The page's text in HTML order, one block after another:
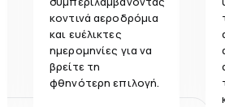
κοντινά αεροδρόμια
και ευέλικτες
ημερομηνίες για να
βρείτε τη
φθηνότερη επιλογή.